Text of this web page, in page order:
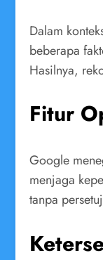
Dalam
beberapa
Hasilnya,
Fitur
Google
menjaga
tanpa